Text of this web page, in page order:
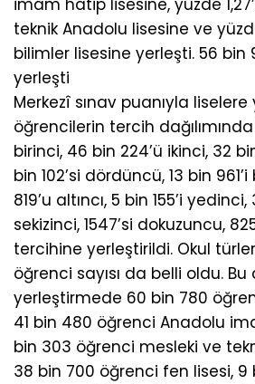
imam hatip lisesine, yüzde
teknik Anadolu lisesine ve
bilimler lisesine yerleşti. 56 bin
yerleşti
Merkezî sınav puanıyla
öğrencilerin tercih dağılımında
birinci, 46 bin 224’ü ikinci, 32
bin 102’si dördüncü, 13 bin
819’u altıncı, 5 bin 155’i yedinci,
sekizinci, 1547’si dokuzuncu,
tercihine yerleştirildi. Okul
öğrenci sayısı da belli oldu.
yerleştirmede 60 bin 780
41 bin 480 öğrenci Anadolu
bin 303 öğrenci mesleki ve
38 bin 700 öğrenci fen lisesi, 9